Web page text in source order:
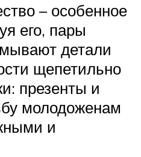
– особенное
его, пары
детали
щепетильно
презенты и
молодоженам
и